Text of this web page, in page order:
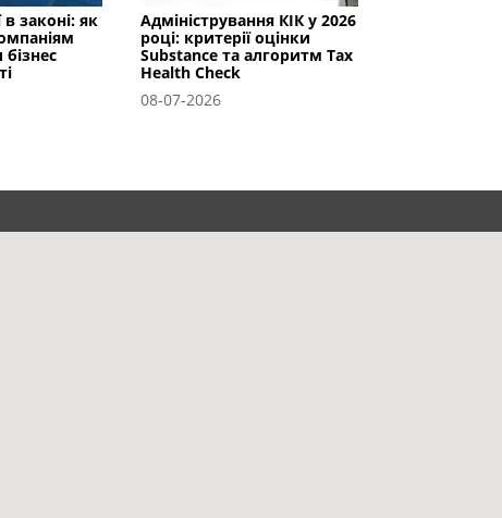
в законі: як
Адміністрування КІК у 2026
році: критерії оцінки
Substance та алгоритм Tax
Health Check
08-07-2026